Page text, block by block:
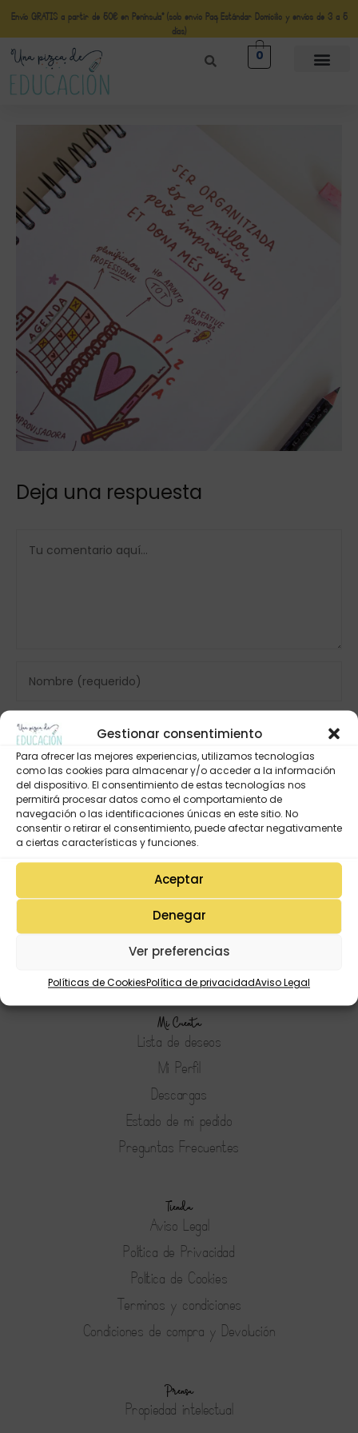
Gestionar consentimiento
Para ofrecer las mejores experiencias, utilizamos tecnologías
como las cookies para almacenar y/o acceder a la información
del dispositivo. El consentimiento de estas tecnologías nos
permitirá procesar datos como el comportamiento de
navegación o las identificaciones únicas en este sitio. No
consentir o retirar el consentimiento, puede afectar negativamente
a ciertas características y funciones.
Aceptar
Denegar
Ver preferencias
Políticas de CookiesPolítica de privacidadAviso Legal
Envío GRATIS a partir de 50€ en Península* (solo envio Paq Estándar Domicilio y envíos de 3 a 5
días)
0
Deja una respuesta
Mi Cuenta
Lista de deseos
Mi Perfil
Descargas
Estado de mi pedido
Preguntas Frecuentes
Tienda
Aviso Legal
Política de Privacidad
Política de Cookies
Terminos y condiciones
Condiciones de compra y Devolución
Prensa
Propiedad intelectual